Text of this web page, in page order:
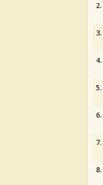
2.
3.
4.
5.
6.
7.
8.